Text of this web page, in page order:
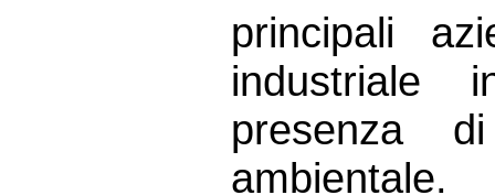
principali
industriale
presenza
ambientale.